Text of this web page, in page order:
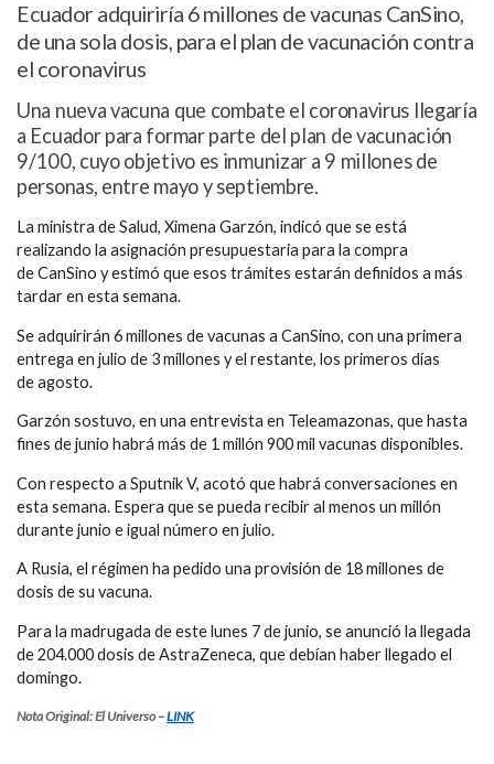
Ecuador adquiriría 6 millones de vacunas CanSino,
de una sola dosis, para el plan de vacunación contra
el coronavirus
Una nueva vacuna que combate el coronavirus llegaría
a Ecuador para formar parte del plan de vacunación
9/100, cuyo objetivo es inmunizar a 9 millones de
personas, entre mayo y septiembre.
La ministra de Salud, Ximena Garzón, indicó que se está
realizando la asignación presupuestaria para la compra
deCanSino y estimó que esos trámites estarán definidos a más
tardar en esta semana.
Se adquirirán 6 millones de vacunas a CanSino, con una primera
entrega en julio de 3 millones y el restante, los primeros días
deagosto.
Garzón sostuvo, en una entrevista en Teleamazonas, que hasta
fines de junio habrá más de 1 millón 900 mil vacunas disponibles.
Con respecto a Sputnik V, acotó que habrá conversaciones en
esta semana. Espera que se pueda recibiral menos un millón
durante junio e igual número en julio.
A Rusia, el régimen ha pedido una provisión de 18 millones de
dosis de su vacuna.
Para la madrugada de este lunes 7 de junio, se anunció la llegada
de204.000 dosis de AstraZeneca, que debían haber llegado el
domingo.
Nota Original: El Universo –LINK